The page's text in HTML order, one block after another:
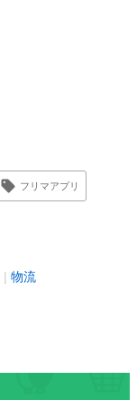
フリマアプリ
物流